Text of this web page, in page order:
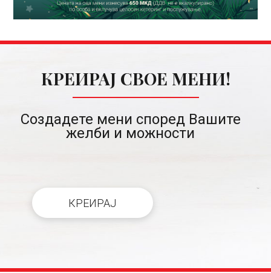
КРЕИРАЈ СВОЕ МЕНИ!
Создадете мени според Вашите
желби и можности
КРЕИРАЈ